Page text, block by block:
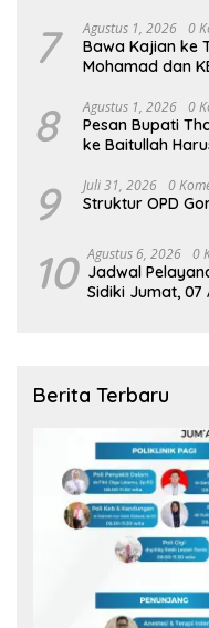
7 Agustus 1, 2026 0
Bawa Kajian ke
Mohamad dan
8 Agustus 1, 2026 0
Pesan Bupati
ke Baitullah
9 Juli 31, 2026 0
Struktur OPD
10 Agustus 6, 2026 0
Jadwal
Sidiki Jumat, 07
Berita Terbaru